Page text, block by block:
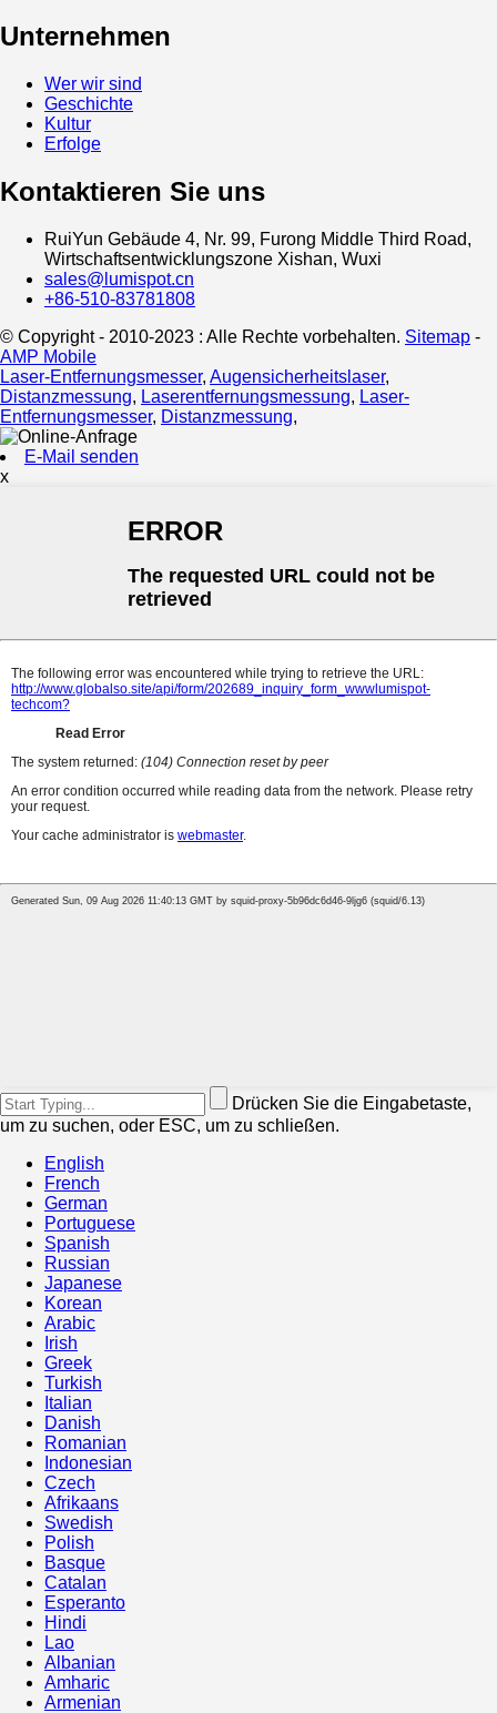
Unternehmen
Wer wir sind
Geschichte
Kultur
Erfolge
Kontaktieren Sie uns
RuiYun Gebäude 4, Nr. 99, Furong Middle Third Road,
Wirtschaftsentwicklungszone Xishan, Wuxi
sales@lumispot.cn
+86-510-83781808
© Copyright - 2010-2023 : Alle Rechte vorbehalten. Sitemap -
AMP Mobile
Laser-Entfernungsmesser, Augensicherheitslaser,
Distanzmessung, Laserentfernungsmessung, Laser-
Entfernungsmesser, Distanzmessung,
E-Mail senden
x
Drücken Sie die Eingabetaste,
um zu suchen, oder ESC, um zu schließen.
English
French
German
Portuguese
Spanish
Russian
Japanese
Korean
Arabic
Irish
Greek
Turkish
Italian
Danish
Romanian
Indonesian
Czech
Afrikaans
Swedish
Polish
Basque
Catalan
Esperanto
Hindi
Lao
Albanian
Amharic
Armenian